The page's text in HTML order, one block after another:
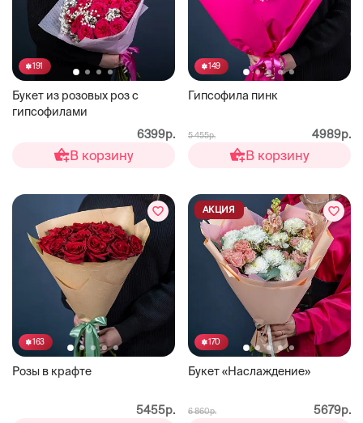
191
Букет из розовых роз с
гипсофилами
6399р.
В корзину
149
Гипсофила пинк
5 455р. 4989р.
В корзину
163
Розы в крафте
5455р.
170
Букет «Наслаждение»
АКЦИЯ
6 860р. 5679р.